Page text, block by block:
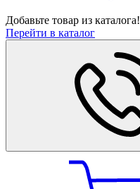
Добавьте товар из каталога!
Перейти в каталог